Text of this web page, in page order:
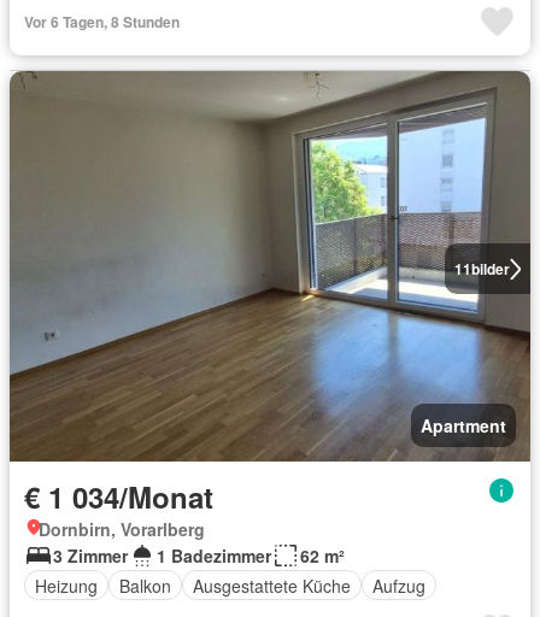
Vor 6 Tagen, 8 Stunden
11bilder
Apartment
€ 1 034/Monat
Dornbirn, Vorarlberg
3 Zimmer
1 Badezimmer
62 m²
Heizung
Balkon Ausgestattete Küche Aufzug